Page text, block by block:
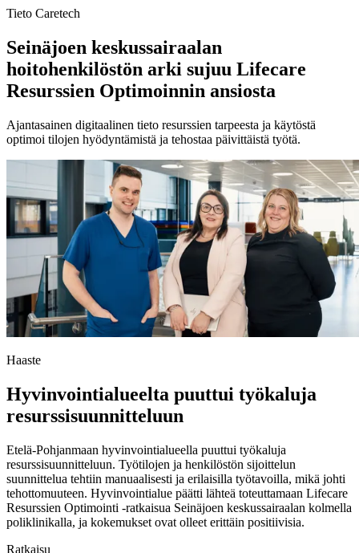
Tieto Caretech
Seinäjoen keskussairaalan
hoitohenkilöstön arki sujuu Lifecare
Resurssien Optimoinnin ansiosta
Ajantasainen digitaalinen tieto resurssien tarpeesta ja käytöstä
optimoi tilojen hyödyntämistä ja tehostaa päivittäistä työtä.
Haaste
Hyvinvointialueelta puuttui työkaluja
resurssisuunnitteluun
Etelä-Pohjanmaan hyvinvointialueella puuttui työkaluja
resurssisuunnitteluun. Työtilojen ja henkilöstön sijoittelun
suunnittelua tehtiin manuaalisesti ja erilaisilla työtavoilla, mikä johti
tehottomuuteen. Hyvinvointialue päätti lähteä toteuttamaan Lifecare
Resurssien Optimointi -ratkaisua Seinäjoen keskussairaalan kolmella
poliklinikalla, ja kokemukset ovat olleet erittäin positiivisia.
Ratkaisu